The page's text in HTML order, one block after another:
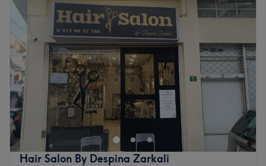
Τετάρτη
09:00–20:00
Πέμπτη
09:00–20:00
Παρασκευή
Σάββατο
09:00–17:00
Κυριακή
Κλειστό
Go to venue
Hair Salon By Despina Zarkali